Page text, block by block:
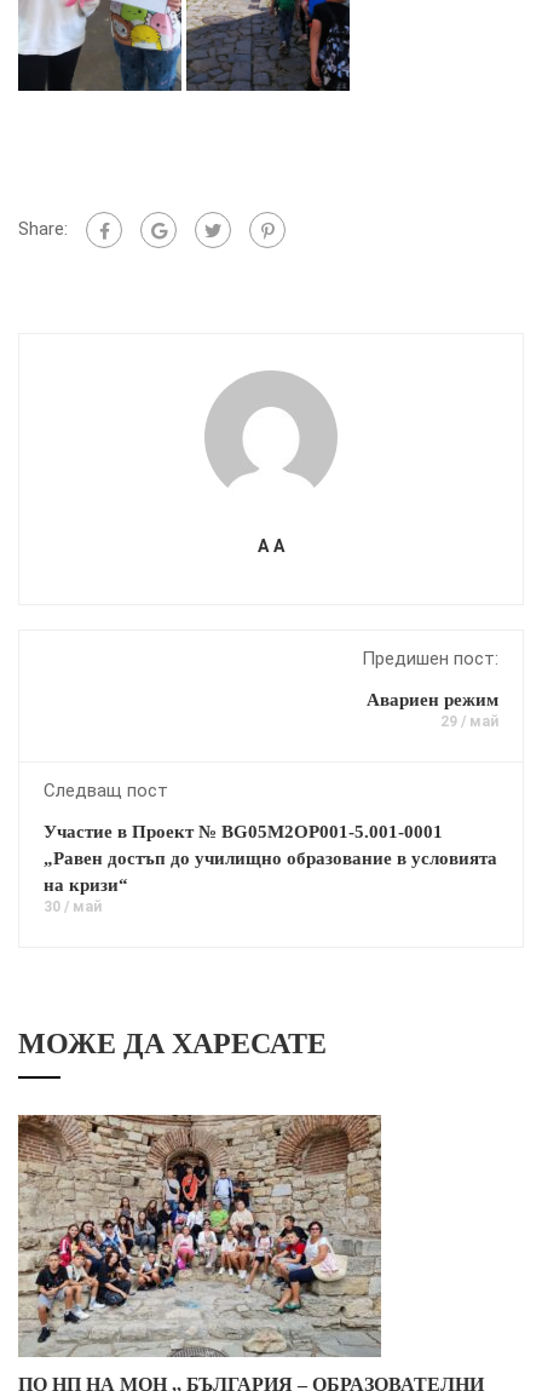
Share:
A A
Предишен пост:
Авариен режим
29 / май
Следващ пост
Участие в Проект № BG05M2OP001-5.001-0001
„Равен достъп до училищно образование в условията
на кризи“
30 / май
МОЖЕ ДА ХАРЕСАТЕ
ПО НП НА МОН ,, БЪЛГАРИЯ – ОБРАЗОВАТЕЛНИ